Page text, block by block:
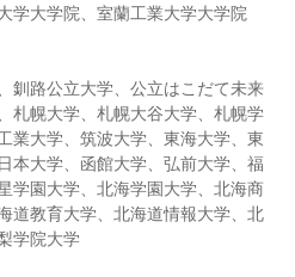
学大学院、室蘭工業大学大学院
釧路公立大学、公立はこだて未来
札幌大学、札幌大谷大学、札幌学
業大学、筑波大学、東海大学、東
本大学、函館大学、弘前大学、福
学園大学、北海学園大学、北海商
道教育大学、北海道情報大学、北
学院大学